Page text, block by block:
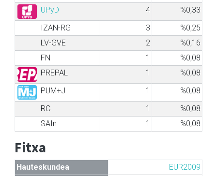
UPyD
4
%0,33
IZAN-RG
3
%0,25
LV-GVE
2
%0,16
FN
1
%0,08
PREPAL
1
%0,08
PUM+J
1
%0,08
RC
1
%0,08
SAIn
1 %0,08
Fitxa
Hauteskundea
EUR2009